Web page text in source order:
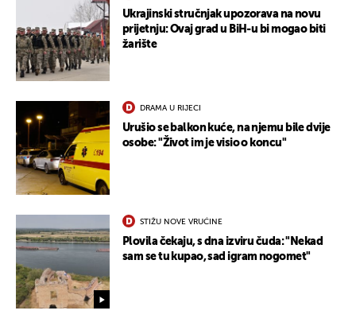
Ukrajinski stručnjak upozorava na novu
prijetnju: Ovaj grad u BiH-u bi mogao biti
žarište
DRAMA U RIJECI
Urušio se balkon kuće, na njemu bile dvije
osobe: "Život im je visio o koncu"
STIŽU NOVE VRUĆINE
Plovila čekaju, s dna izviru čuda: "Nekad
sam se tu kupao, sad igram nogomet"
UKLJUČITE NOTIFIKACIJE